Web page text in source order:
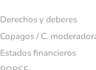
Derechos y deberes
Copagos / C.
Estados financieros